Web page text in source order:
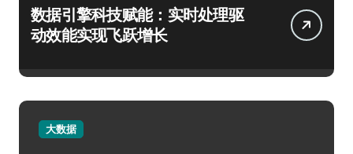
数据引擎科技赋能：实时处理驱
动效能实现飞跃增长
大数据